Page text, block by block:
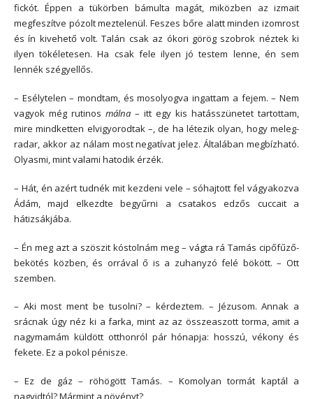
fickót. Éppen a tükörben bámulta magát, miközben az izmait
megfeszítve pózolt meztelenül. Feszes bőre alatt minden izomrost
és ín kivehető volt. Talán csak az ókori görög szobrok néztek ki
ilyen tökéletesen. Ha csak fele ilyen jó testem lenne, én sem
lennék szégyellős.
– Esélytelen – mondtam, és mosolyogva ingattam a fejem. – Nem
vagyok még rutinos málna – itt egy kis hatásszünetet tartottam,
mire mindketten elvigyorodtak –, de ha létezik olyan, hogy meleg-
radar, akkor az nálam most negatívat jelez. Általában megbízható.
Olyasmi, mint valami hatodik érzék.
– Hát, én azért tudnék mit kezdeni vele – sóhajtott fel vágyakozva
Ádám, majd elkezdte begyűrni a csatakos edzős cuccait a
hátizsákjába.
– Én meg azt a szöszit kóstolnám meg – vágta rá Tamás cipőfűző-
bekötés közben, és orrával ő is a zuhanyzó felé bökött. – Ott
szemben.
– Aki most ment be tusolni? – kérdeztem. – Jézusom. Annak a
srácnak úgy néz ki a farka, mint az az összeaszott torma, amit a
nagymamám küldött otthonról pár hónapja: hosszú, vékony és
fekete. Ez a pokol pénisze.
– Ez de gáz – röhögött Tamás. – Komolyan tormát kaptál a
nagyidtól? Mármint a növényt?